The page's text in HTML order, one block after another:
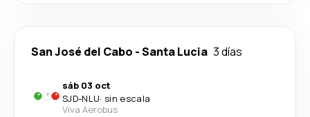
San José del Cabo -Santa Lucia 3 días
sáb 03 oct
SJD-NLU· sin escala
Viva Aerobus